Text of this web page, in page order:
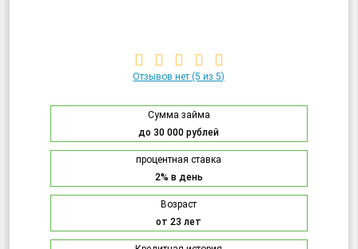
Отзывов нет (5 из 5)
Сумма займа
до 30 000 рублей
процентная ставка
2% в день
Возраст
от 23 лет